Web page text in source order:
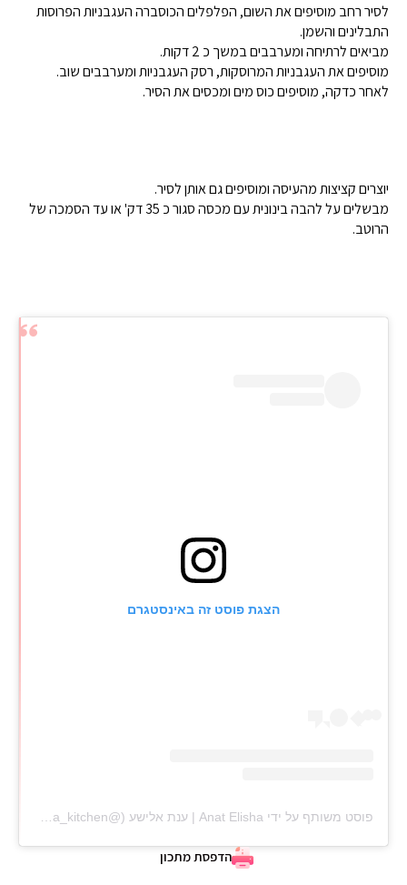
לסיר רחב מוסיפים את השום, הפלפלים הכוסברה העגבניות הפרוסות
התבלינים והשמן.
מביאים לרתיחה ומערבבים במשך כ 2 דקות.
מוסיפים את העגבניות המרוסקות, רסק העגבניות ומערבבים שוב.
לאחר כדקה, מוסיפים כוס מים ומכסים את הסיר.
יוצרים קציצות מהעיסה ומוסיפים גם אותן לסיר.
מבשלים על להבה בינונית עם מכסה סגור כ 35 דק' או עד הסמכה של
הרוטב.
הצגת פוסט זה באינסטגרם
פוסט משותף על ידי ‏‎Anat Elisha | ענת אלישע‎‏ (@‏‎anat_elisha_kitchen‎‏)
הדפסת מתכון